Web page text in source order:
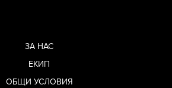
ЗА НАС
ЕКИП
ОБЩИ УСЛОВИЯ